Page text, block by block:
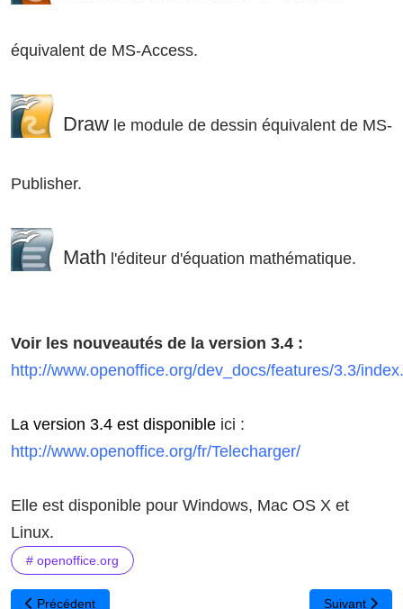
équivalent de MS-Access.
Draw le module de dessin équivalent de MS-
Publisher.
Math l'éditeur d'équation mathématique.
Voir les nouveautés de la version 3.4 :
http://www.openoffice.org/dev_docs/features/3.3/
La version 3.4 est disponible ici :
http://www.openoffice.org/fr/Telecharger/
Elle est disponible pour Windows, Mac OS X et
Linux.
# openoffice.org
Article précédent : MindMap AI - Créer et utiliser en classe des
Précédent Article
Suivant